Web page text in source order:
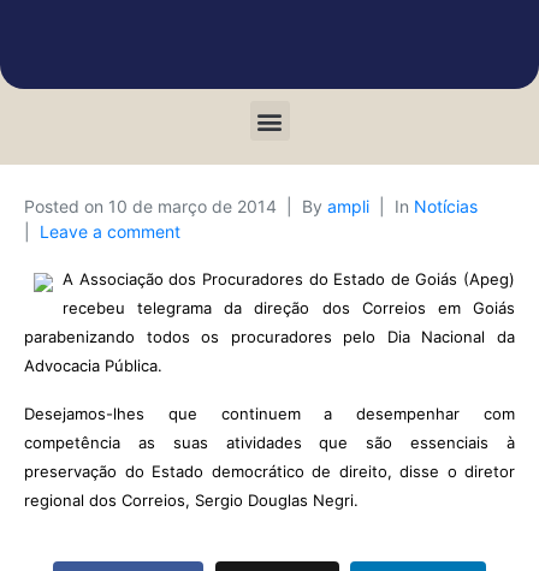
Posted on 10 de março de 2014 By ampli In Notícias
Leave a comment
A Associação dos Procuradores do Estado de Goiás (Apeg)
recebeu telegrama da direção dos Correios em Goiás
parabenizando todos os procuradores pelo Dia Nacional da
Advocacia Pública.
Desejamos-lhes que continuem a desempenhar com
competência as suas atividades que são essenciais à
preservação do Estado democrático de direito, disse o diretor
regional dos Correios, Sergio Douglas Negri.